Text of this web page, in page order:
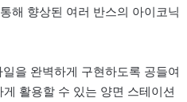
해 향상된 여러 반스의 아이코닉
을 완벽하게 구현하도록 공들여
게 활용할 수 있는 양면 스테이션